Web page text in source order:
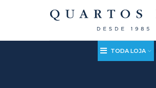
TODA LOJA